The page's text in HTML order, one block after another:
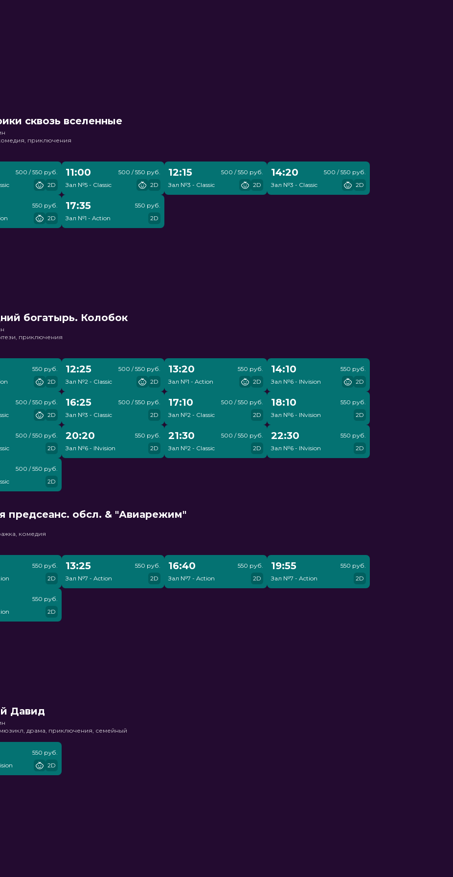
сквозь вселенные
приключения
500 / 550 руб.
2D
11:00
Зал №5 - Classic
500 / 550 руб.
2D
12:15
Зал №3 - Classic
500 / 550 руб.
2D
14:20
Зал №3 - Classic
500 / 550 руб.
2D
550 руб.
2D
17:35
Зал №1 - Action
550 руб.
2D
богатырь. Колобок
приключения
550 руб.
2D
12:25
Зал №2 - Classic
500 / 550 руб.
2D
13:20
Зал №1 - Action
550 руб.
2D
14:10
Зал №6 - INvision
550 руб.
2D
500 / 550 руб.
2D
16:25
Зал №3 - Classic
500 / 550 руб.
2D
17:10
Зал №2 - Classic
500 / 550 руб.
2D
18:10
Зал №6 - INvision
550 руб.
2D
500 / 550 руб.
2D
20:20
Зал №6 - INvision
550 руб.
2D
21:30
Зал №2 - Classic
500 / 550 руб.
2D
22:30
Зал №6 - INvision
550 руб.
2D
500 / 550 руб.
2D
предсеанс. обсл. & "Авиарежим"
комедия
550 руб.
2D
13:25
Зал №7 - Action
550 руб.
2D
16:40
Зал №7 - Action
550 руб.
2D
19:55
Зал №7 - Action
550 руб.
2D
550 руб.
2D
Давид
драма, приключения, семейный
550 руб.
2D